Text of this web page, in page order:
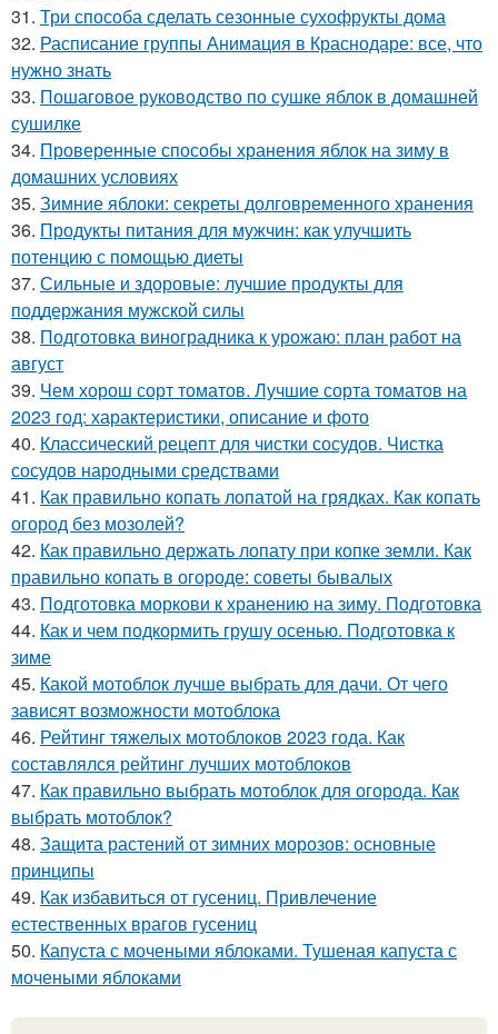
31. Три способа сделать сезонные сухофрукты дома
32. Расписание группы Анимация в Краснодаре: все, что
нужно знать
33. Пошаговое руководство по сушке яблок в домашней
сушилке
34. Проверенные способы хранения яблок на зиму в
домашних условиях
35. Зимние яблоки: секреты долговременного хранения
36. Продукты питания для мужчин: как улучшить
потенцию с помощью диеты
37. Сильные и здоровые: лучшие продукты для
поддержания мужской силы
38. Подготовка виноградника к урожаю: план работ на
август
39. Чем хорош сорт томатов. Лучшие сорта томатов на
2023 год: характеристики, описание и фото
40. Классический рецепт для чистки сосудов. Чистка
сосудов народными средствами
41. Как правильно копать лопатой на грядках. Как копать
огород без мозолей?
42. Как правильно держать лопату при копке земли. Как
правильно копать в огороде: советы бывалых
43. Подготовка моркови к хранению на зиму. Подготовка
44. Как и чем подкормить грушу осенью. Подготовка к
зиме
45. Какой мотоблок лучше выбрать для дачи. От чего
зависят возможности мотоблока
46. Рейтинг тяжелых мотоблоков 2023 года. Как
составлялся рейтинг лучших мотоблоков
47. Как правильно выбрать мотоблок для огорода. Как
выбрать мотоблок?
48. Защита растений от зимних морозов: основные
принципы
49. Как избавиться от гусениц. Привлечение
естественных врагов гусениц
50. Капуста с мочеными яблоками. Тушеная капуста с
мочеными яблоками